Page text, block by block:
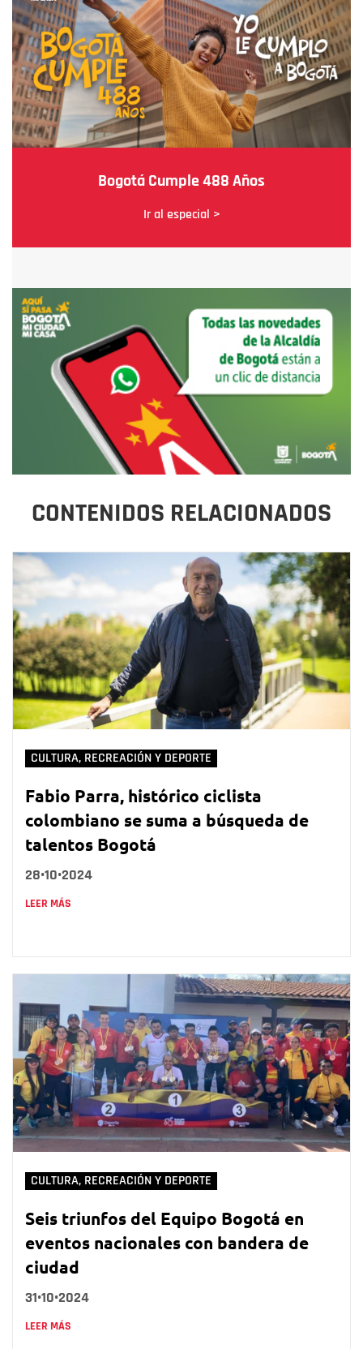
Bogotá Cumple 488 Años
Ir al especial >
CONTENIDOS RELACIONADOS
CULTURA, RECREACIÓN Y DEPORTE
Fabio Parra, histórico ciclista
colombiano se suma a búsqueda de
talentos Bogotá
28•10•2024
LEER MÁS
CULTURA, RECREACIÓN Y DEPORTE
Seis triunfos del Equipo Bogotá en
eventos nacionales con bandera de
ciudad
31•10•2024
LEER MÁS